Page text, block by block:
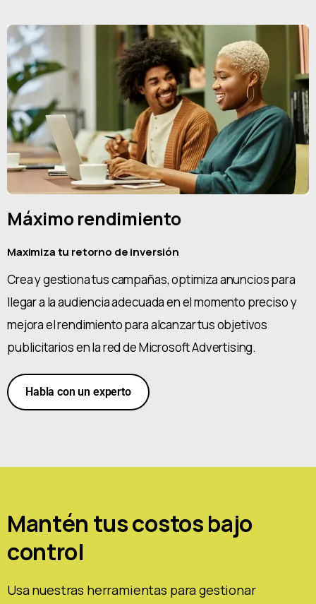
Máximo rendimiento
Maximiza tu retorno de inversión
Crea y gestiona tus campañas, optimiza anuncios para
llegar a la audiencia adecuada en el momento preciso y
mejora el rendimiento para alcanzar tus objetivos
publicitarios en la red de Microsoft Advertising.
Habla con un experto
Mantén tus costos bajo
control
Usa nuestras herramientas para gestionar